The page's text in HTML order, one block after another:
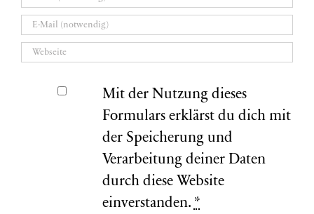
Mit der Nutzung dieses
Formulars erklärst du dich mit
der Speicherung und
Verarbeitung deiner Daten
durch diese Website
einverstanden. *